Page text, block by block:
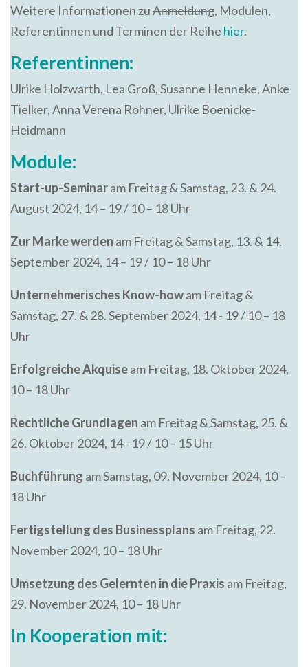
Weitere Informationen zuAnmeldung, Modulen,
Referentinnen und Terminen der Reihe hier.
Referentinnen:
Ulrike Holzwarth, Lea Groß, Susanne Henneke, Anke
Tielker, Anna Verena Rohner, Ulrike Boenicke-
Heidmann
Module:
Start-up-Seminaram Freitag & Samstag, 23. & 24.
August 2024, 14 – 19 / 10 – 18 Uhr
Zur Marke werden am Freitag & Samstag, 13. & 14.
September 2024, 14 – 19 / 10 – 18 Uhr
Unternehmerisches Know-howam Freitag &
Samstag, 27. & 28. September 2024, 14 - 19 / 10 – 18
Uhr
Erfolgreiche Akquiseam Freitag, 18. Oktober 2024,
10 – 18 Uhr
Rechtliche Grundlagen am Freitag & Samstag, 25. &
26. Oktober 2024, 14 - 19 / 10 – 15 Uhr
Buchführung am Samstag, 09. November 2024, 10 –
18 Uhr
Fertigstellung des Businessplans am Freitag, 22.
November 2024, 10 – 18 Uhr
Umsetzung des Gelernten in die Praxis am Freitag,
29. November 2024, 10 – 18 Uhr
In Kooperation mit: